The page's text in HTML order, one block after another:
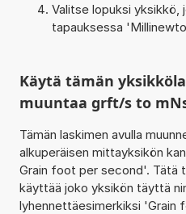
Valitse lopuksi yksikkö,
tapauksessa '
Käytä tämän
muuntaa grft/s to
Tämän laskimen avulla
alkuperäisen mittayksikön
Grain foot per second'. Tätä
käyttää joko yksikön täyttä
lyhennettäesimerkiksi